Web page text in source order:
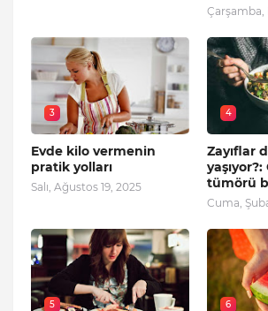
Çarşamba,
3
Evde kilo vermenin
pratik yolları
Salı, Ağustos 19, 2025
4
Zayıflar
tümörü
Cuma,
5 6